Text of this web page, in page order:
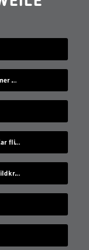
In Alaska werden am 4. Juli Autos von einer Klippe gefahren
Mit der Kameradrohne hinterm Rallye-Car fliegen
Was steckt eigentlich alles in einem Schildkrötenpanzer?